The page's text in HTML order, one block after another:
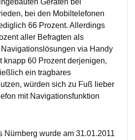
Geräten bei
bei den Mobiltelefonen
66 Prozent. Allerdings
aller Befragten als
via Handy
knapp 60 Prozent derjenigen,
ein tragbares
würden sich zu Fuß lieber
mit Navigationsfunktion
Nürnberg wurde am 31.01.2011